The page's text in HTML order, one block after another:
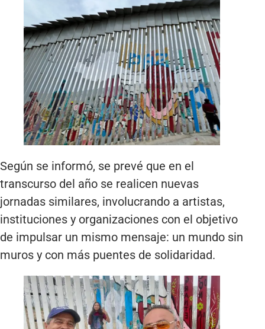
Según se informó, se prevé que en el
transcurso del año se realicen nuevas
jornadas similares, involucrando a artistas,
instituciones y organizaciones con el objetivo
de impulsar un mismo mensaje: un mundo sin
muros y con más puentes de solidaridad.